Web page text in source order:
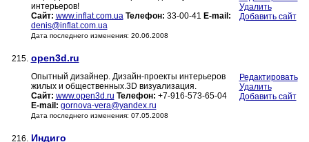
интерьеров!
Сайт: www.inflat.com.ua Телефон: 33-00-41 E-mail:
denis@inflat.com.ua
Дата последнего изменения: 20.06.2008
Удалить
Добавить сайт
215. open3d.ru
Опытный дизайнер. Дизайн-проекты интерьеров
жилых и общественных.3D визуализация.
Сайт: www.open3d.ru Телефон: +7-916-573-65-04
E-mail: gornova-vera@yandex.ru
Дата последнего изменения: 07.05.2008
Редактировать
Удалить
Добавить сайт
216. Индиго